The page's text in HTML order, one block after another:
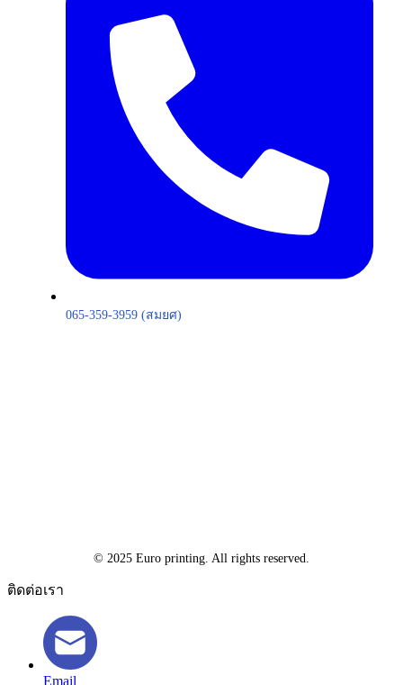
065-359-3959 (สมยศ)
© 2025 Euro printing. All rights reserved.
ติดต่อเรา
Email